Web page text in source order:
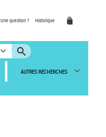
Une question ? Historique
AUTRES RECHERCHES